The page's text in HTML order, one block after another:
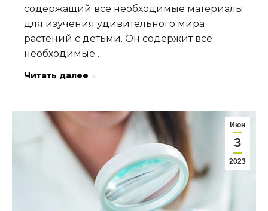
содержащий все необходимые материалы
для изучения удивительного мира
растений с детьми. Он содержит все
необходимые…
Читать далее
Июн
3
2023